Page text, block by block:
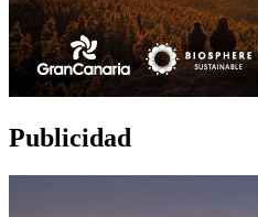
Publicidad